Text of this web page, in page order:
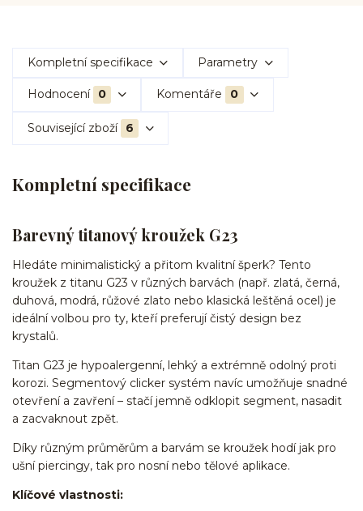
Kompletní specifikace Parametry
Hodnocení 0 Komentáře 0
Související zboží 6
Kompletní specifikace
Barevný titanový kroužek G23
Hledáte minimalistický a přitom kvalitní šperk? Tento
kroužek z titanu G23 v různých barvách (např. zlatá, černá,
duhová, modrá, růžové zlato nebo klasická leštěná ocel) je
ideální volbou pro ty, kteří preferují čistý design bez
krystalů.
Titan G23 je hypoalergenní, lehký a extrémně odolný proti
korozi. Segmentový clicker systém navíc umožňuje snadné
otevření a zavření – stačí jemně odklopit segment, nasadit
a zacvaknout zpět.
Díky různým průměrům a barvám se kroužek hodí jak pro
ušní piercingy, tak pro nosní nebo tělové aplikace.
Klíčové vlastnosti: